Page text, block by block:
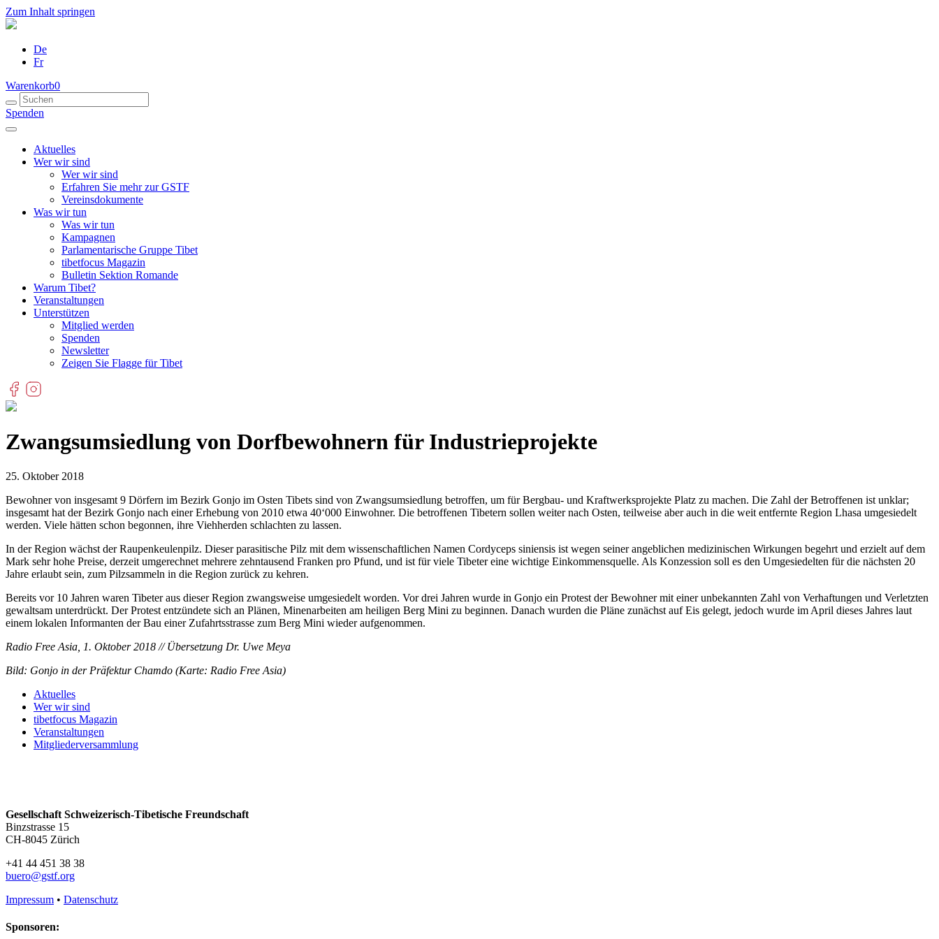
Zum Inhalt springen
De
Fr
Warenkorb0
Spenden
Aktuelles
Wer wir sind
Wer wir sind
Erfahren Sie mehr zur GSTF
Vereinsdokumente
Was wir tun
Was wir tun
Kampagnen
Parlamentarische Gruppe Tibet
tibetfocus Magazin
Bulletin Sektion Romande
Warum Tibet?
Veranstaltungen
Unterstützen
Mitglied werden
Spenden
Newsletter
Zeigen Sie Flagge für Tibet
Zwangsumsiedlung von Dorfbewohnern für Industrieprojekte
25. Oktober 2018
Bewohner von insgesamt 9 Dörfern im Bezirk Gonjo im Osten Tibets sind von Zwangsumsiedlung betroffen, um für Bergbau- und Kraftwerksprojekte Platz zu machen. Die Zahl der Betroffenen ist unklar;
insgesamt hat der Bezirk Gonjo nach einer Erhebung von 2010 etwa 40‘000 Einwohner. Die betroffenen Tibetern sollen weiter nach Osten, teilweise aber auch in die weit entfernte Region Lhasa umgesiedelt
werden. Viele hätten schon begonnen, ihre Viehherden schlachten zu lassen.
In der Region wächst der Raupenkeulenpilz. Dieser parasitische Pilz mit dem wissenschaftlichen Namen Cordyceps siniensis ist wegen seiner angeblichen medizinischen Wirkungen begehrt und erzielt auf dem
Mark sehr hohe Preise, derzeit umgerechnet mehrere zehntausend Franken pro Pfund, und ist für viele Tibeter eine wichtige Einkommensquelle. Als Konzession soll es den Umgesiedelten für die nächsten 20
Jahre erlaubt sein, zum Pilzsammeln in die Region zurück zu kehren.
Bereits vor 10 Jahren waren Tibeter aus dieser Region zwangsweise umgesiedelt worden. Vor drei Jahren wurde in Gonjo ein Protest der Bewohner mit einer unbekannten Zahl von Verhaftungen und Verletzten
gewaltsam unterdrückt. Der Protest entzündete sich an Plänen, Minenarbeiten am heiligen Berg Mini zu beginnen. Danach wurden die Pläne zunächst auf Eis gelegt, jedoch wurde im April dieses Jahres laut
einem lokalen Informanten der Bau einer Zufahrtsstrasse zum Berg Mini wieder aufgenommen.
Radio Free Asia, 1. Oktober 2018 // Übersetzung Dr. Uwe Meya
Bild: Gonjo in der Präfektur Chamdo (Karte: Radio Free Asia)
Aktuelles
Wer wir sind
tibetfocus Magazin
Veranstaltungen
Mitgliederversammlung
Gesellschaft Schweizerisch-Tibetische Freundschaft
Binzstrasse 15
CH-8045 Zürich
+41 44 451 38 38
buero@gstf.org
Impressum • Datenschutz
Sponsoren: